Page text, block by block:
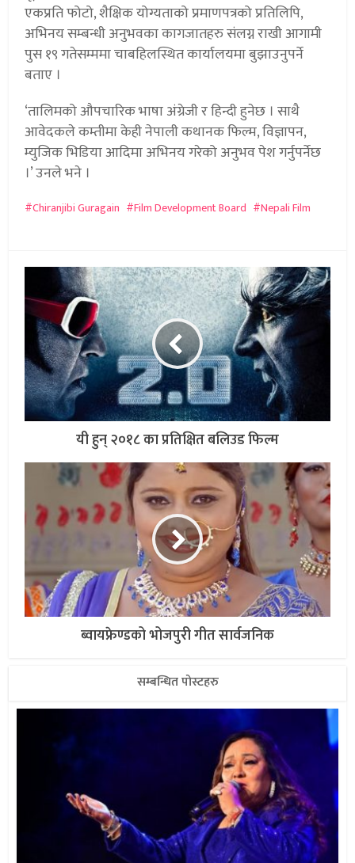
एकप्रति फोटो, शैक्षिक योग्यताको प्रमाणपत्रको प्रतिलिपि,
अभिनय सम्बन्धी अनुभवका कागजातहरु संलग्न राखी आगामी
पुस १९ गतेसम्ममा चाबहिलस्थित कार्यालयमा बुझाउनुपर्ने
बताए ।
‘तालिमको औपचारिक भाषा अंग्रेजी र हिन्दी हुनेछ । साथै
आवेदकले कम्तीमा केही नेपाली कथानक फिल्म, विज्ञापन,
म्युजिक भिडिया आदिमा अभिनय गरेको अनुभव पेश गर्नुपर्नेछ
।’ उनले भने ।
Chiranjibi Guragain Film Development Board Nepali Film
यी हुन् २०१८ का प्रतिक्षित बलिउड फिल्म
ब्वायफ्रेण्डको भोजपुरी गीत सार्वजनिक
सम्बन्धित पोस्टहरु